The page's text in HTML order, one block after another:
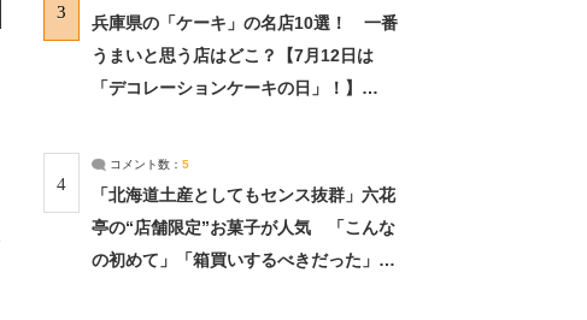
3
兵庫県の「ケーキ」の名店10選！ 一番
うまいと思う店はどこ？【7月12日は
「デコレーションケーキの日」！】
4
コメント数： 5
「北海道土産としてもセンス抜群」六花
亭の“店舗限定”お菓子が人気 「こんな
の初めて」「箱買いするべきだった」